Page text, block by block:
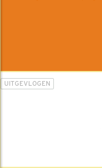
UITGEVLOGEN